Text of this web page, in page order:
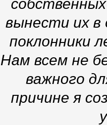
вынести их в
поклонники
Нам всем не
важного
причине я